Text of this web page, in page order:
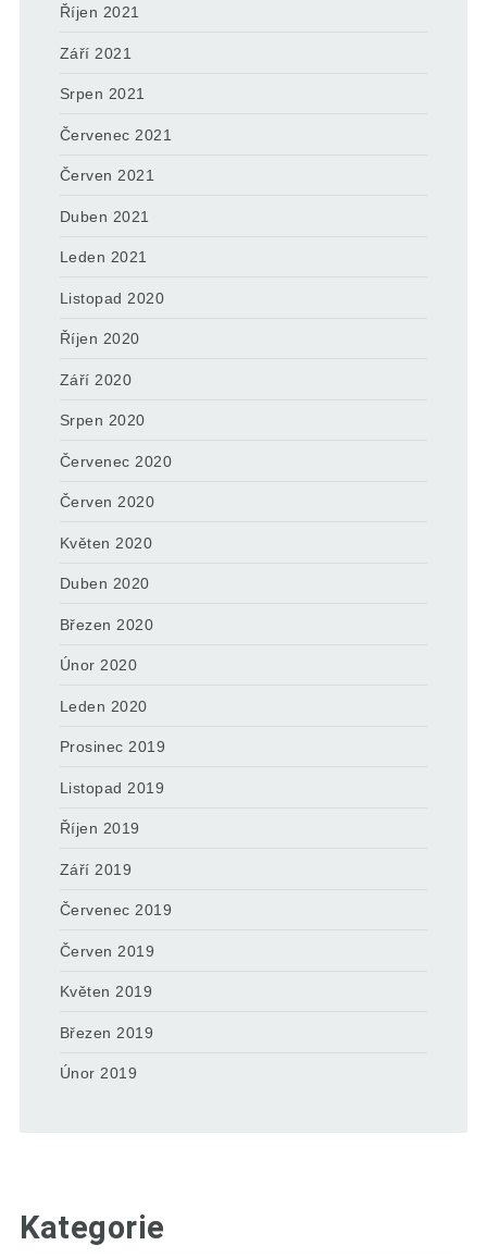
Říjen 2021
Září 2021
Srpen 2021
Červenec 2021
Červen 2021
Duben 2021
Leden 2021
Listopad 2020
Říjen 2020
Září 2020
Srpen 2020
Červenec 2020
Červen 2020
Květen 2020
Duben 2020
Březen 2020
Únor 2020
Leden 2020
Prosinec 2019
Listopad 2019
Říjen 2019
Září 2019
Červenec 2019
Červen 2019
Květen 2019
Březen 2019
Únor 2019
Kategorie